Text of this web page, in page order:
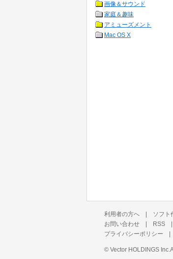
画像＆サウンド
家庭＆趣味
アミューズメント
Mac OS X
利用者の方へ | ソフト
お問い合わせ | RSS
プライバシーポリシー |
© Vector HOLDINGS Inc.